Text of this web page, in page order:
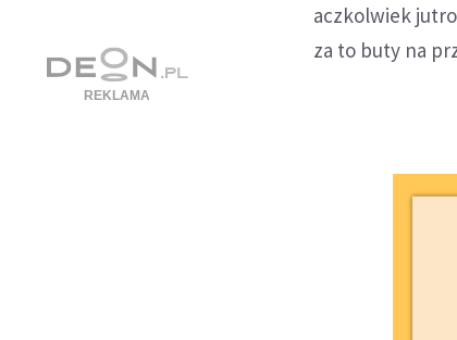
aczkolwiek
za to buty na